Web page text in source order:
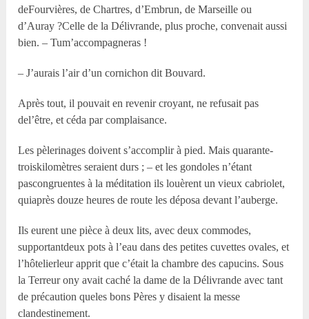
deFourvières, de Chartres, d’Embrun, de Marseille ou
d’Auray ?Celle de la Délivrande, plus proche, convenait aussi
bien. – Tum’accompagneras !
– J’aurais l’air d’un cornichon dit Bouvard.
Après tout, il pouvait en revenir croyant, ne refusait pas
del’être, et céda par complaisance.
Les pèlerinages doivent s’accomplir à pied. Mais quarante-
troiskilomètres seraient durs ; – et les gondoles n’étant
pascongruentes à la méditation ils louèrent un vieux cabriolet,
quiaprès douze heures de route les déposa devant l’auberge.
Ils eurent une pièce à deux lits, avec deux commodes,
supportantdeux pots à l’eau dans des petites cuvettes ovales, et
l’hôtelierleur apprit que c’était la chambre des capucins. Sous
la Terreur ony avait caché la dame de la Délivrande avec tant
de précaution queles bons Pères y disaient la messe
clandestinement.